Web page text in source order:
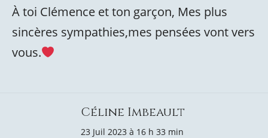
À toi Clémence et ton garçon, Mes plus
sincères sympathies,mes pensées vont vers
vous.
Céline Imbeault
23 Juil 2023 à 16 h 33 min